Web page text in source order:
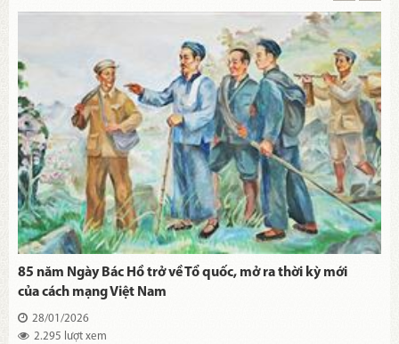
85 năm Ngày Bác Hồ trở về Tổ quốc, mở ra thời kỳ mới
của cách mạng Việt Nam
28/01/2026
2.295 lượt xem